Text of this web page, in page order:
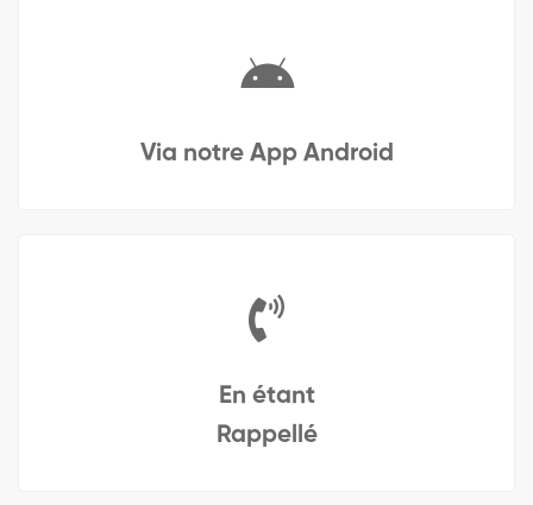
Via notre App Android
En étant
Rappellé